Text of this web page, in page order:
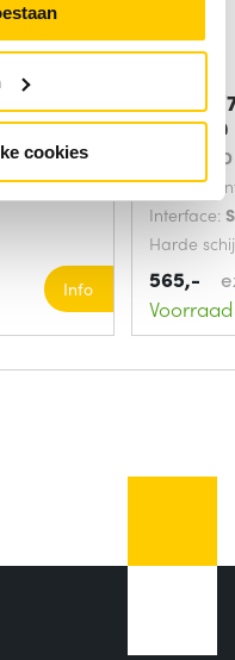
cookies
Info
DELL
TB 7200
HDD
Interface:
Harde
565,-
Voorraad